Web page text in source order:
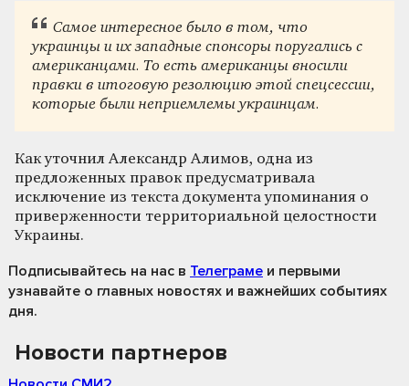
Самое интересное было в том, что
украинцы и их западные спонсоры поругались с
американцами. То есть американцы вносили
правки в итоговую резолюцию этой спецсессии,
которые были неприемлемы украинцам.
Как уточнил Александр Алимов, одна из
предложенных правок предусматривала
исключение из текста документа упоминания о
приверженности территориальной целостности
Украины.
Подписывайтесь на нас в Телеграме и первыми
узнавайте о главных новостях и важнейших событиях
дня.
Новости партнеров